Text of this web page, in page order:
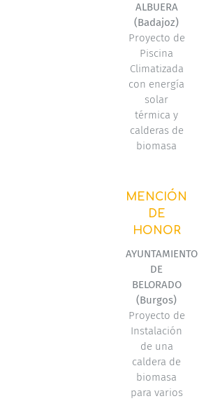
ALBUERA
(Badajoz)
Proyecto de
Piscina
Climatizada
con energía
solar
térmica y
calderas de
biomasa
MENCIÓN
DE
HONOR
AYUNTAMIENTO
DE
BELORADO
(Burgos)
Proyecto de
Instalación
de una
caldera de
biomasa
para varios